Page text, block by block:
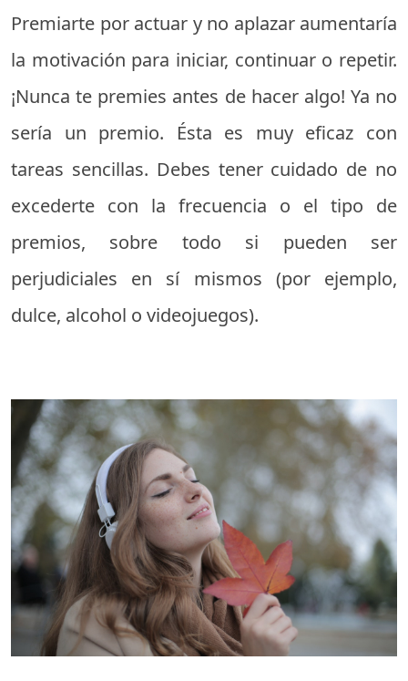
Premiarte por actuar y no aplazar aumentaría
la motivación para iniciar, continuar o repetir.
¡Nunca te premies antes de hacer algo! Ya no
sería un premio. Ésta es muy eficaz con
tareas sencillas. Debes tener cuidado de no
excederte con la frecuencia o el tipo de
premios, sobre todo si pueden ser
perjudiciales en sí mismos (por ejemplo,
dulce, alcohol o videojuegos).